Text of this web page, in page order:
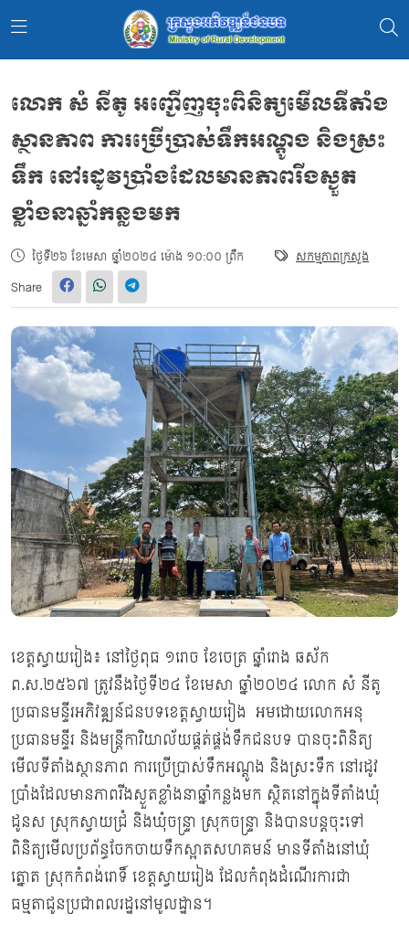
លោក សំ នីតូ អញ្ជើញចុះពិនិត្យមើលទីតាំង
ស្ថានភាព ការប្រើប្រាស់ទឹកអណ្តូង និងស្រះ
ទឹក នៅរដូវប្រាំងដែលមានភាពរីងស្ងួត
ខ្លាំងនាឆ្នាំកន្លងមក
ថ្ងៃទី២៦ ខែមេសា ឆ្នាំ២០២៤ ម៉ោង ១០:០០ ព្រឹក សកម្មភាពក្រសួង
Share
ខេត្តស្វាយរៀង៖ នៅថ្ងៃពុធ ១រោច ខែចេត្រ ឆ្នាំរោង ឆស័ក
ព.ស.២៥៦៧ ត្រូវនឹងថ្ងៃទី២៤ ខែមេសា ឆ្នាំ២០២៤ លោក សំ នីតូ
ប្រធានមន្ទីរអភិវឌ្ឍន៍ជនបទខេត្តស្វាយរៀង អមដោយលោកអនុ
ប្រធានមន្ទីរ និងមន្រ្តីការិយាល័យផ្គត់ផ្គង់ទឹកជនបទ បានចុះពិនិត្យ
មើលទីតាំងស្ថានភាព ការប្រើប្រាស់ទឹកអណ្តូង និងស្រះទឹក នៅរដូវ
ប្រាំងដែលមានភាពរីងស្ងួតខ្លាំងនាឆ្នាំកន្លងមក ស្ថិតនៅក្នុងទីតាំងឃុំ
ដូនស ស្រុកស្វាយជ្រំ និងឃុំចន្ទ្រា ស្រុកចន្ទ្រា និងបានបន្តចុះទៅ
ពិនិត្យមើលប្រព័ន្ធចែកចាយទឹកស្អាតសហគមន៍ មានទីតាំងនៅឃុំ
ត្នោត ស្រុកកំពង់រោទិ៍ ខេត្តស្វាយរៀង ដែលកំពុងដំណើរការជា
ធម្មតាជូនប្រជាពលរដ្ឋនៅមូលដ្ឋាន។